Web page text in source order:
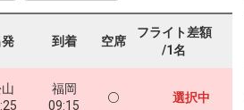
到着 空席
フライト差額
/1名
福岡
09:15
選択中